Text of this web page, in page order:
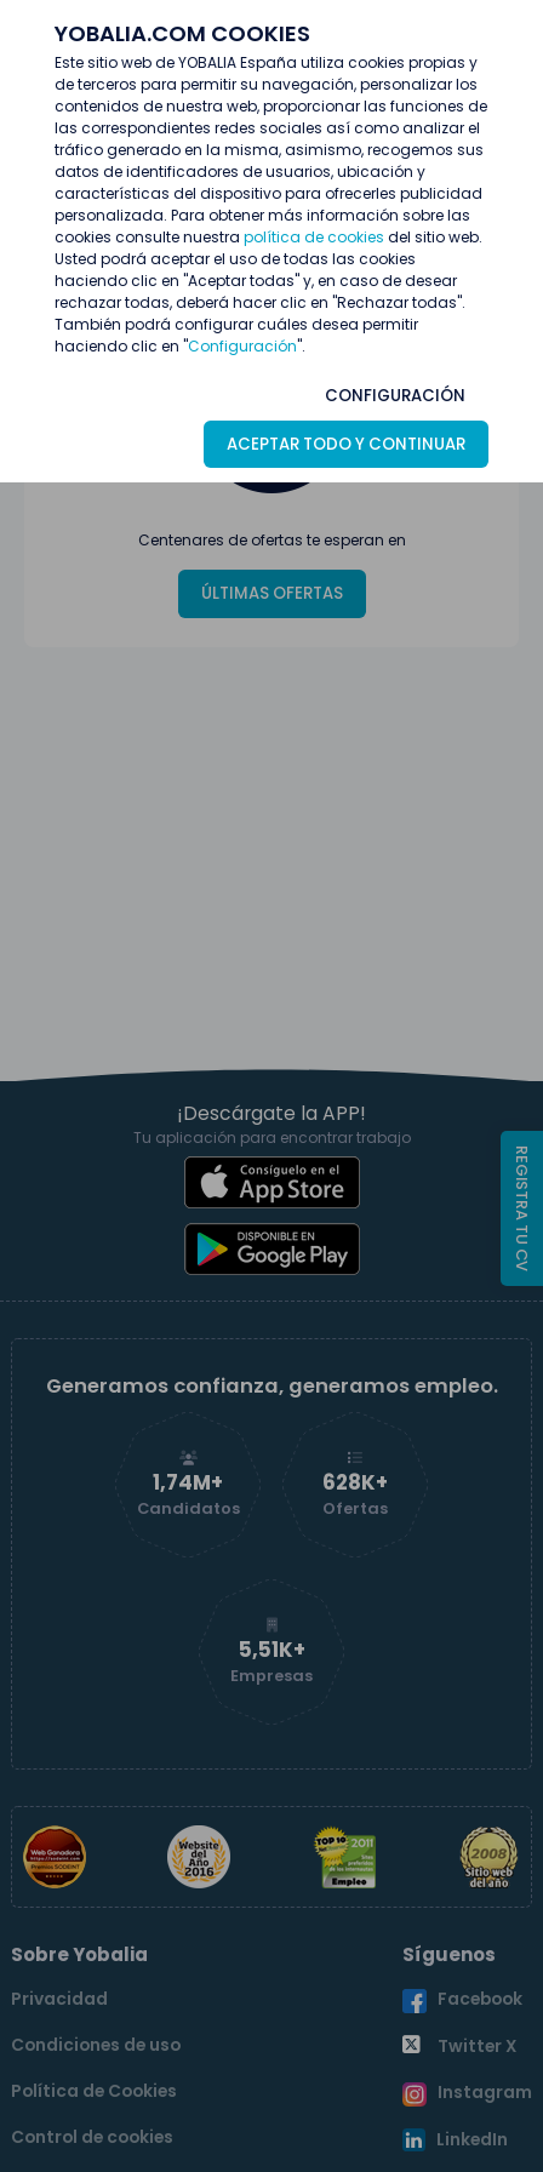
YOBALIA.COM COOKIES
Este sitio web de YOBALIA España utiliza cookies propias y
de terceros para permitir su navegación, personalizar los
contenidos de nuestra web, proporcionar las funciones de
las correspondientes redes sociales así como analizar el
tráfico generado en la misma, asimismo, recogemos sus
datos de identificadores de usuarios, ubicación y
características del dispositivo para ofrecerles publicidad
personalizada. Para obtener más información sobre las
cookies consulte nuestra política de cookies del sitio web.
Usted podrá aceptar el uso de todas las cookies
haciendo clic en "Aceptar todas" y, en caso de desear
rechazar todas, deberá hacer clic en "Rechazar todas".
También podrá configurar cuáles desea permitir
haciendo clic en "Configuración".
CONFIGURACIÓN
ACEPTAR TODO Y CONTINUAR
Últimas ofertas
Oferta no encontrada o ha finalizado su
proceso de selección
Centenares de ofertas te esperan en
ÚLTIMAS OFERTAS
¡Descárgate la APP!
Tu aplicación para encontrar trabajo
Generamos confianza, generamos empleo.
1,74M+
Candidatos
629K+
Ofertas
5,51K+
Empresas
Sobre Yobalia
Privacidad
Condiciones de uso
Política de Cookies
Control de cookies
Síguenos
Facebook
Twitter X
Instagram
LinkedIn
REGISTRA TU CV